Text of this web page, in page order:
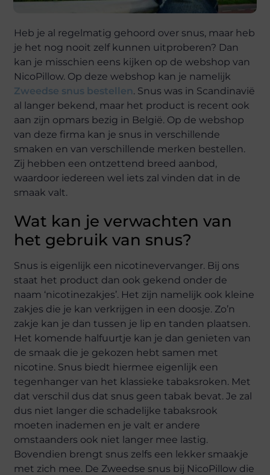
Heb je al regelmatig gehoord over snus, maar heb
je het nog nooit zelf kunnen uitproberen? Dan
kan je misschien eens kijken op de webshop van
NicoPillow. Op deze webshop kan je namelijk
Zweedse snus bestellen. Snus was in Scandinavië
al langer bekend, maar het product is recent ook
aan zijn opmars bezig in België. Op de webshop
van deze firma kan je snus in verschillende
smaken en van verschillende merken bestellen.
Zij hebben een ontzettend breed aanbod,
waardoor iedereen wel iets zal vinden dat in de
smaak valt.
Wat kan je verwachten van
het gebruik van snus?
Snus is eigenlijk een nicotinevervanger. Bij ons
staat het product dan ook gekend onder de
naam ‘nicotinezakjes’. Het zijn namelijk ook kleine
zakjes die je kan verkrijgen in een doosje. Zo’n
zakje kan je dan tussen je lip en tanden plaatsen.
Het komende halfuurtje kan je dan genieten van
de smaak die je gekozen hebt samen met
nicotine. Snus biedt hiermee eigenlijk een
tegenhanger van het klassieke tabaksroken. Met
dat verschil dus dat snus geen tabak bevat. Je zal
dus niet langer die schadelijke tabaksrook
moeten inademen en je valt er andere
omstaanders ook niet langer mee lastig.
Bovendien brengt snus zelfs een lekker smaakje
met zich mee. De Zweedse snus bij NicoPillow die